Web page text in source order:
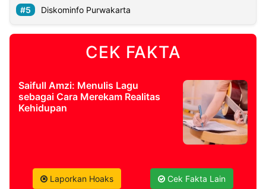
PT.
Kabarbaru
Diskominfo Purwakarta
CEK FAKTA
Saifull Amzi: Menulis Lagu
sebagai Cara Merekam Realitas
Kehidupan
Laporkan Hoaks Cek Fakta Lain